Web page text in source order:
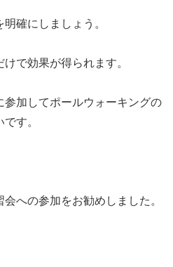
確にしましょう。
で効果が得られます。
参加してポールウォーキングの
す。
への参加をお勧めしました。